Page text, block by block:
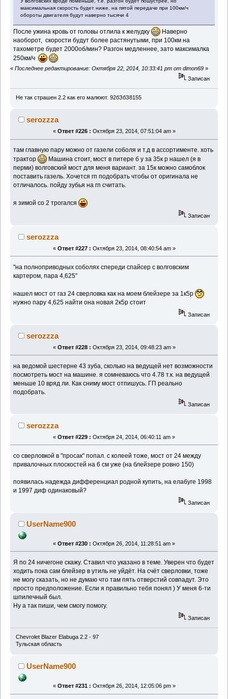
максимальная скорость будет ниже, на пятой передаче при 100км/ч
обороты двигателя будут наверно тысячи 4
После ужина кровь от головы отлила к желудку
Наверно
наоборот, скорости будут более растянутыми, при 100км на
тахометре будет 2000об/мин? Разгон медленнее, зато максималка
250км/ч
« Последнее редактирование: Октября 22, 2014, 10:33:41 pm от dimon69 »
Записан
Не так страшен 2.2 как его малюют. 92бЗбЗ8155
serozzza
« Ответ #226 : Октября 23, 2014, 07:51:04 am »
там главную пару можно от газели соболя и т.д в ассортименте. хоть
трактор
Машина стоит, мост в питере б у за 35к р нашел (я в
перми) волговский мост для меня вариант. за 15к можно самоблок
поставить газель. Хочется гп подобрать чтобы от оригинала не
отличалось. пойду зубья на гп считать.
я зимой со 2 трогался
Записан
serozzza
« Ответ #227 : Октября 23, 2014, 08:40:54 am »
"на полноприводных соболях спереди спайсер с волговским
картером, пара 4,625"
нашел мост от газ 24 сверловка как на моем блейзере за 1к5р
нужно пару 4,625 найти она новая 2к5р стоит
Записан
serozzza
« Ответ #228 : Октября 23, 2014, 09:48:23 am »
на ведомой шестерне 43 зуба, сколько на ведущей нет возможности
посмотреть мост на машине. я сомневаюсь что 4.78 т.к. на ведущей
меньше 10 вряд ли. Как сниму мост отпишусь. ГП реально
подобрать.
Записан
serozzza
« Ответ #229 : Октября 24, 2014, 06:40:11 am »
со сверловкой в "просак" попал. с колеей тоже, мост от 24 между
привалочных плоскостей на 6 см уже (на блейзере ровно 150)
появилась надежда дифференциал родной купить, на елабуге 1998
и 1997 диф одинаковый?
Записан
UserName900
« Ответ #230 : Октября 26, 2014, 11:28:51 am »
Я по 24 ничегоне скажу. Ставил что указано в теме. Уверен что будет
ходить пока сам блейзер в утиль не уйдёт. На счёт сверловки, тоже
не могу сказать, но не думаю что там пять отверстий совпадут. Это
просто предположение. Если я правильно тебя понял ) У меня 6-ти
шпилечный был.
Ну а так пиши, чем смогу помогу.
Записан
Chevrolet Blazer Elabuga 2.2 - 97
Тульская область
UserName900
« Ответ #231 : Октября 26, 2014, 12:05:06 pm »